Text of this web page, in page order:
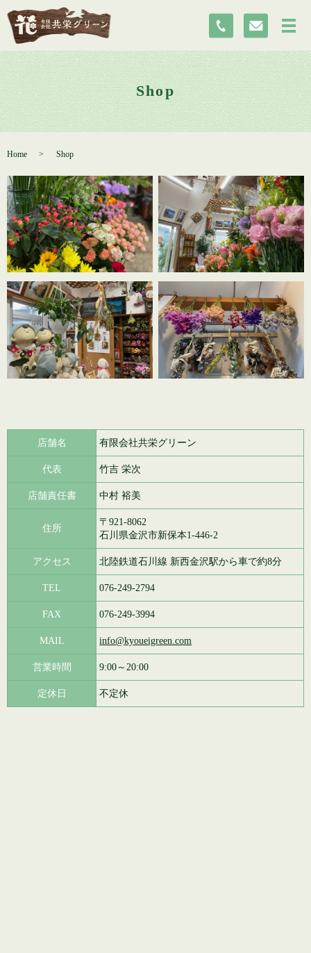
Shop
Home Shop
店舗名 有限会社共栄グリーン
代表 竹吉 栄次
店舗責任書 中村 裕美
住所
〒921-8062
石川県金沢市新保本1-446-2
アクセス 北陸鉄道石川線 新西金沢駅から車で約8分
TEL 076-249-2794
FAX 076-249-3994
MAIL info@kyoueigreen.com
営業時間 9:00～20:00
定休日 不定休